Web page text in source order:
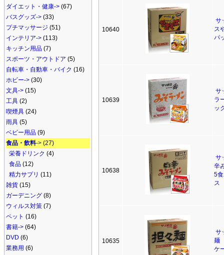
ダイエット・健康-> (67)
バスグッズ-> (33)
プチマッサージ (51)
インテリア-> (113)
キッチン用品 (7)
スポーツ・アウトドア (5)
自転車・自動車・バイク (16)
ホビー-> (30)
文具-> (15)
工具 (2)
喫煙具 (24)
雨具 (5)
ベビー用品 (9)
食品・飲料-> (27)
栄養ドリンク (4)
食品 (12)
精力サプリ (11)
雑貨 (15)
ガーデニング (8)
ウィルス対策 (7)
ペット (16)
書籍-> (64)
DVD (6)
業務用 (6)
10640
サ
ス
パ
10639
サ
ラ
ッ
10638
サ
辛
5
ス
10635
サ
麺
ケ